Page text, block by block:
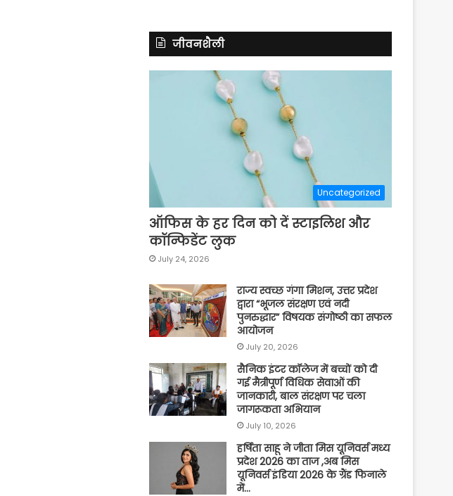
जीवनशैली
Uncategorized
ऑफिस के हर दिन को दें स्टाइलिश और
कॉन्फिडेंट लुक
July 24, 2026
राज्य स्वच्छ गंगा मिशन, उत्तर प्रदेश
द्वारा “भूजल संरक्षण एवं नदी
पुनरुद्धार” विषयक संगोष्ठी का सफल
आयोजन
July 20, 2026
सैनिक इंटर कॉलेज में बच्चों को दी
गई मैत्रीपूर्ण विधिक सेवाओं की
जानकारी, बाल संरक्षण पर चला
जागरूकता अभियान
July 10, 2026
हर्षिता साहू ने जीता मिस यूनिवर्स मध्य
प्रदेश 2026 का ताज ,अब मिस
यूनिवर्स इंडिया 2026 के ग्रैंड फिनाले
में…